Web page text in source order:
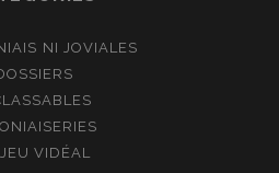
NI JOVIALES
VIDÉAL